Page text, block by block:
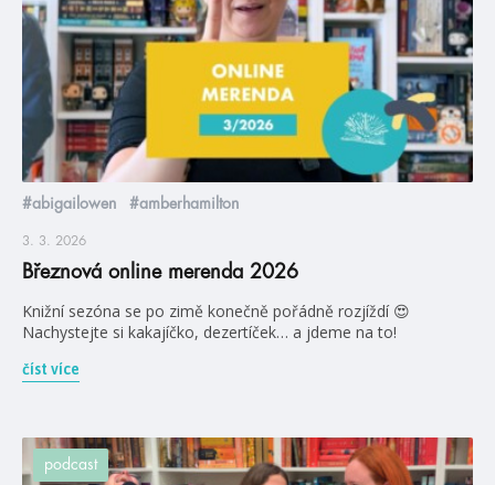
#abigailowen #amberhamilton
3. 3. 2026
Březnová online merenda 2026
Knižní sezóna se po zimě konečně pořádně rozjíždí 😍
Nachystejte si kakajíčko, dezertíček… a jdeme na to!
číst více
podcast